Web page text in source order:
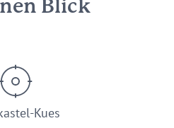
Blick
Kues